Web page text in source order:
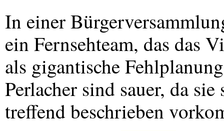
In einer
ein Fernsehteam, das das
als gigantische
Perlacher sind sauer, da
treffend beschrieben